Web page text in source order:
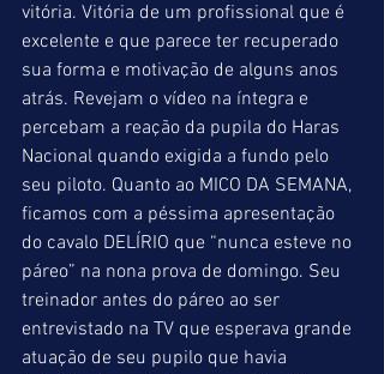
vitória. Vitória de um profissional que é
excelente e que parece ter recuperado
sua forma e motivação de alguns anos
atrás. Revejam o vídeo na íntegra e
percebam a reação da pupila do Haras
Nacional quando exigida a fundo pelo
seu piloto. Quanto ao MICO DA SEMANA,
ficamos com a péssima apresentação
do cavalo DELÍRIO que “nunca esteve no
páreo” na nona prova de domingo. Seu
treinador antes do páreo ao ser
entrevistado na TV que esperava grande
atuação de seu pupilo que havia